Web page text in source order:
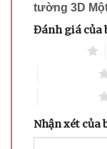
tường 3D
Đánh giá của
Nhận xét của